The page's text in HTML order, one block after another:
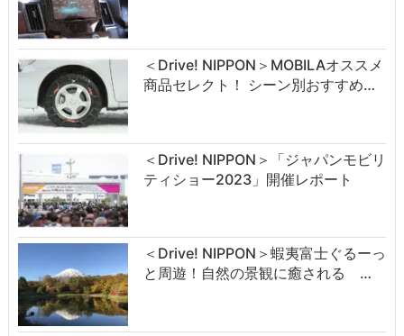
＜Drive! NIPPON＞MOBILAオススメ
商品セレクト！ シーン別おすすめ…
＜Drive! NIPPON＞「ジャパンモビリ
ティショー2023」開催レポート
＜Drive! NIPPON＞蝦夷富士ぐるーっ
と周遊！自然の景観に癒される …